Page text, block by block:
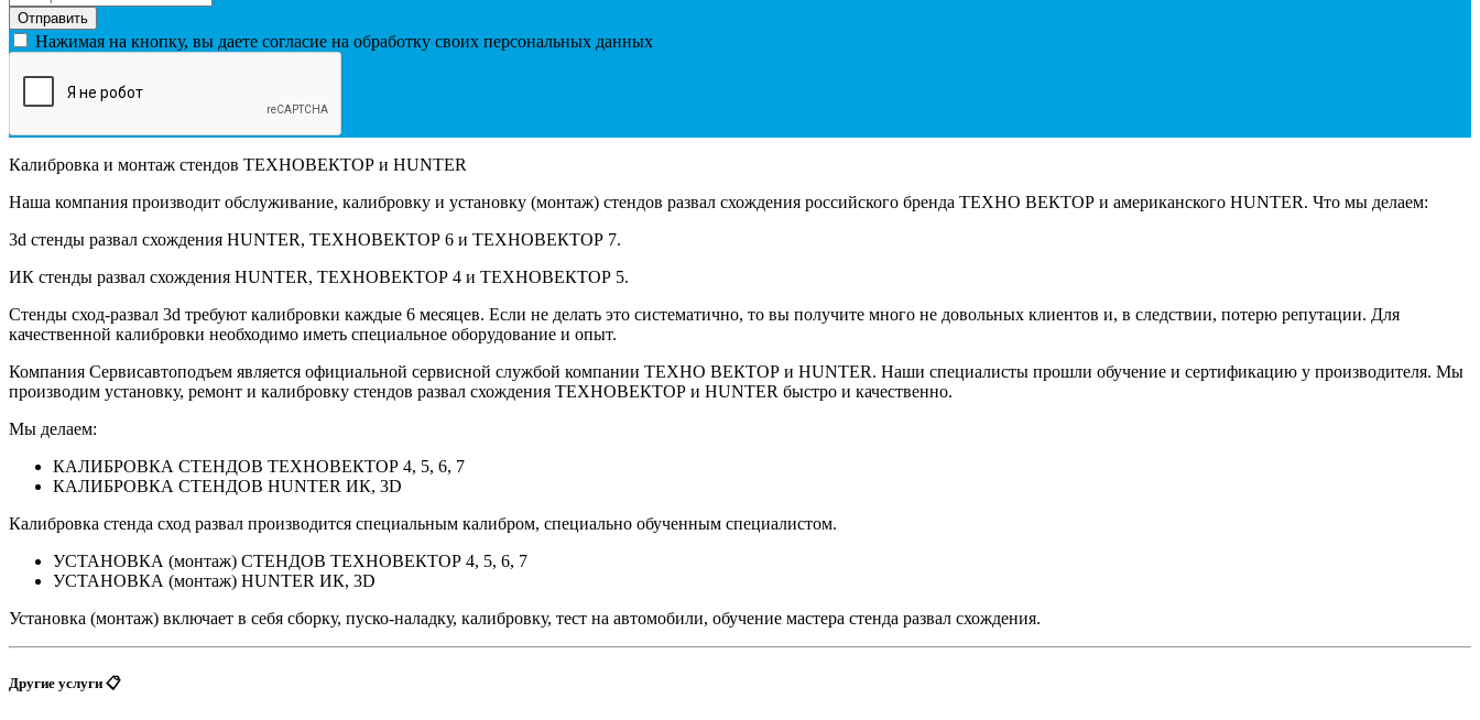
Отправить
Нажимая на кнопку, вы даете согласие на обработку своих персональных данных
Калибровка и монтаж стендов ТЕХНОВЕКТОР и HUNTER
Наша компания производит обслуживание, калибровку и установку (монтаж) стендов развал схождения российского бренда ТЕХНО ВЕКТОР и американского HUNTER. Что мы делаем:
3d стенды развал схождения HUNTER, ТЕХНОВЕКТОР 6 и ТЕХНОВЕКТОР 7.
ИК стенды развал схождения HUNTER, ТЕХНОВЕКТОР 4 и ТЕХНОВЕКТОР 5.
Cтенды сход-развал 3d требуют калибровки каждые 6 месяцев. Если не делать это систематично, то вы получите много не довольных клиентов и, в следствии, потерю репутации. Для
качественной калибровки необходимо иметь специальное оборудование и опыт.
Компания Сервисавтоподъем является официальной сервисной службой компании ТЕХНО ВЕКТОР и HUNTER. Наши специалисты прошли обучение и сертификацию у производителя. Мы
производим установку, ремонт и калибровку стендов развал схождения ТЕХНОВЕКТОР и HUNTER быстро и качественно.
Мы делаем:
КАЛИБРОВКА СТЕНДОВ ТЕХНОВЕКТОР 4, 5, 6, 7
КАЛИБРОВКА СТЕНДОВ HUNTER ИК, 3D
Калибровка стенда сход развал производится специальным калибром, специально обученным специалистом.
УСТАНОВКА (монтаж) СТЕНДОВ ТЕХНОВЕКТОР 4, 5, 6, 7
УСТАНОВКА (монтаж) HUNTER ИК, 3D
Установка (монтаж) включает в себя сборку, пуско-наладку, калибровку, тест на автомобили, обучение мастера стенда развал схождения.
Другие услуги 📋